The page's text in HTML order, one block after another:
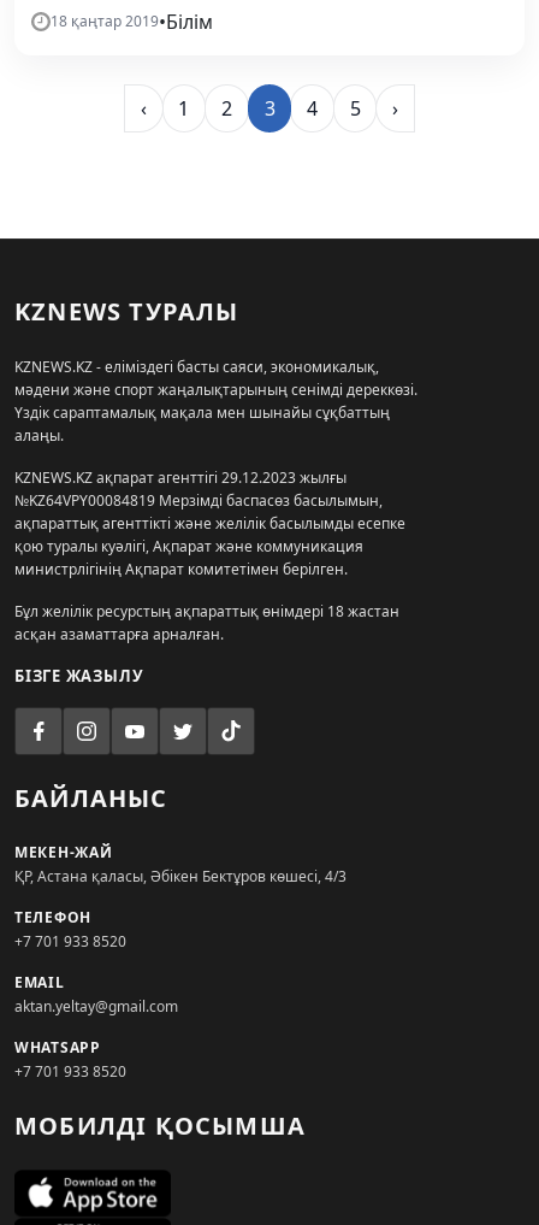
18 қаңтар 2019•Білім
‹ 1 2 3 4 5 ›
KZNEWS ТУРАЛЫ
KZNEWS.KZ - еліміздегі басты саяси, экономикалық,
мәдени және спорт жаңалықтарының сенімді дереккөзі.
Үздік сараптамалық мақала мен шынайы сұқбаттың
алаңы.
KZNEWS.KZ ақпарат агенттігі 29.12.2023 жылғы
№KZ64VPY00084819 Мерзімді баспасөз басылымын,
ақпараттық агенттікті және желілік басылымды есепке
қою туралы куәлігі, Ақпарат және коммуникация
министрлігінің Ақпарат комитетімен берілген.
Бұл желілік ресурстың ақпараттық өнімдері 18 жастан
асқан азаматтарға арналған.
БІЗГЕ ЖАЗЫЛУ
БАЙЛАНЫС
МЕКЕН-ЖАЙ
ҚР, Астана қаласы, Әбікен Бектұров көшесі, 4/3
ТЕЛЕФОН
+7 701 933 8520
EMAIL
aktan.yeltay@gmail.com
WHATSAPP
+7 701 933 8520
МОБИЛДІ ҚОСЫМША